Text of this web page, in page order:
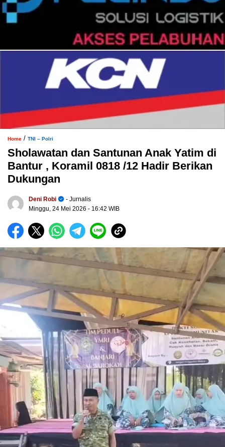
Home / TNI – Polri
Sholawatan dan Santunan Anak Yatim di
Bantur , Koramil 0818 /12 Hadir Berikan
Dukungan
Deni Robi
- Jurnalis
Minggu, 24 Mei 2026 - 16:42 WIB